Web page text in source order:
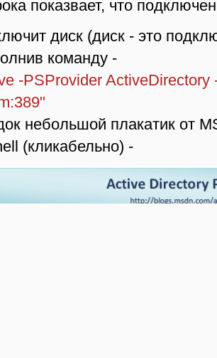
показвает, что
диск (диск - это
команду -
-PSProvider
небольшой плакатик от
(кликабельно) -